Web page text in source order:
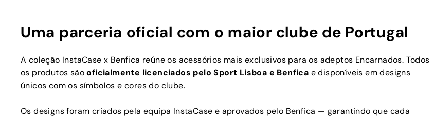
Uma parceria oficial com o maior clube de Portugal
A coleção InstaCase x Benfica reúne os acessórios mais exclusivos para os adeptos Encarnados. Todos
os produtos sãooficialmente licenciados pelo Sport Lisboa e Benfica e disponíveis em designs
únicos com os símbolos e cores do clube.
Os designs foram criados pela equipa InstaCase e aprovados pelo Benfica — garantindo que cada